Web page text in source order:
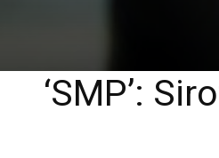
‘SMP’: